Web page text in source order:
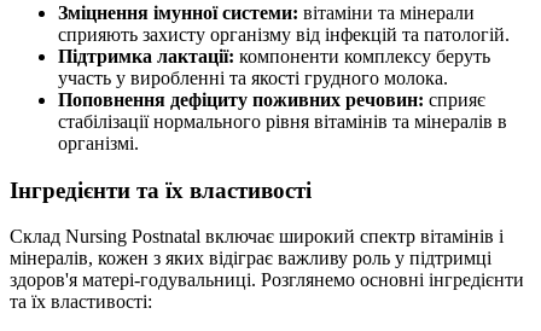
Зміцнення імунної системи: вітаміни та мінерали
сприяють захисту організму від інфекцій та патологій.
Підтримка лактації: компоненти комплексу беруть
участь у виробленні та якості грудного молока.
Поповнення дефіциту поживних речовин: сприяє
стабілізації нормального рівня вітамінів та мінералів в
організмі.
Інгредієнти та їх властивості
Склад Nursing Postnatal включає широкий спектр вітамінів і
мінералів, кожен з яких відіграє важливу роль у підтримці
здоров'я матері-годувальниці. Розглянемо основні інгредієнти
та їх властивості: